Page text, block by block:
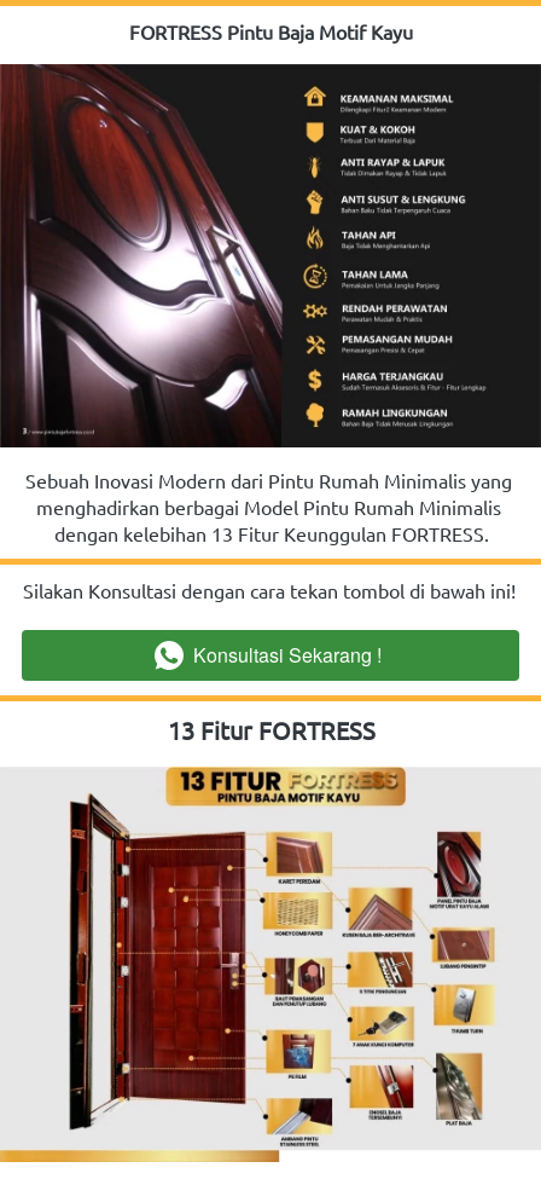
FORTRESS Pintu Baja Motif Kayu
Sebuah Inovasi Modern dari Pintu Rumah Minimalis yang
menghadirkan berbagai Model Pintu Rumah Minimalis
dengan kelebihan 13 Fitur Keunggulan FORTRESS.
Silakan Konsultasi dengan cara tekan tombol di bawah ini!
` Konsultasi Sekarang !
13 Fitur FORTRESS